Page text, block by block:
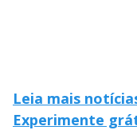
Leia mais
Experimente